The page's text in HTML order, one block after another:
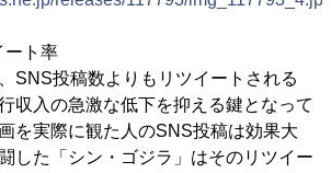
ート率
SNS投稿数よりもリツイートされる
収入の急激な低下を抑える鍵となって
を実際に観た人のSNS投稿は効果大
した「シン・ゴジラ」はそのリツイー